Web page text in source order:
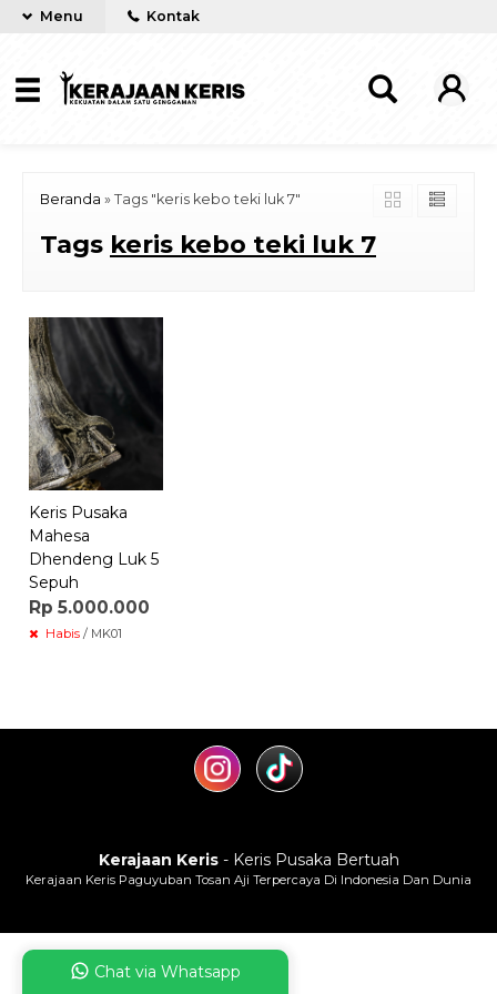
Menu Kontak
Beranda » Tags "keris kebo teki luk 7"
Tags keris kebo teki luk 7
Keris Pusaka
Mahesa
Dhendeng Luk 5
Sepuh
Rp 5.000.000
Habis / MK01
Kerajaan Keris- Keris Pusaka Bertuah
Kerajaan Keris Paguyuban Tosan Aji Terpercaya Di Indonesia Dan Dunia
Chat via Whatsapp